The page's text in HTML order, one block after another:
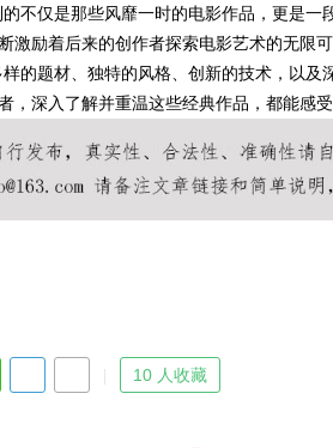
的不仅是那些风靡一时的电影作品，更是
激励着后来的创作者探索电影艺术的无限可
样的题材、独特的风格、创新的技术，以
，深入了解并重温这些经典作品，都能感
10 人收藏